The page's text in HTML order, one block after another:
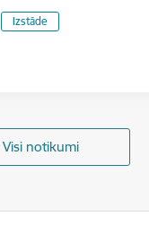
Izstāde
Visi notikumi